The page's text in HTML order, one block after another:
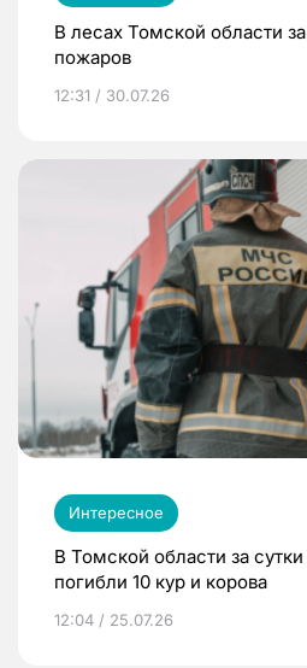
В лесах Томской области
пожаров
12:31 / 30.07.26
Интересное
В Томской области за
погибли 10 кур и корова
12:04 / 25.07.26